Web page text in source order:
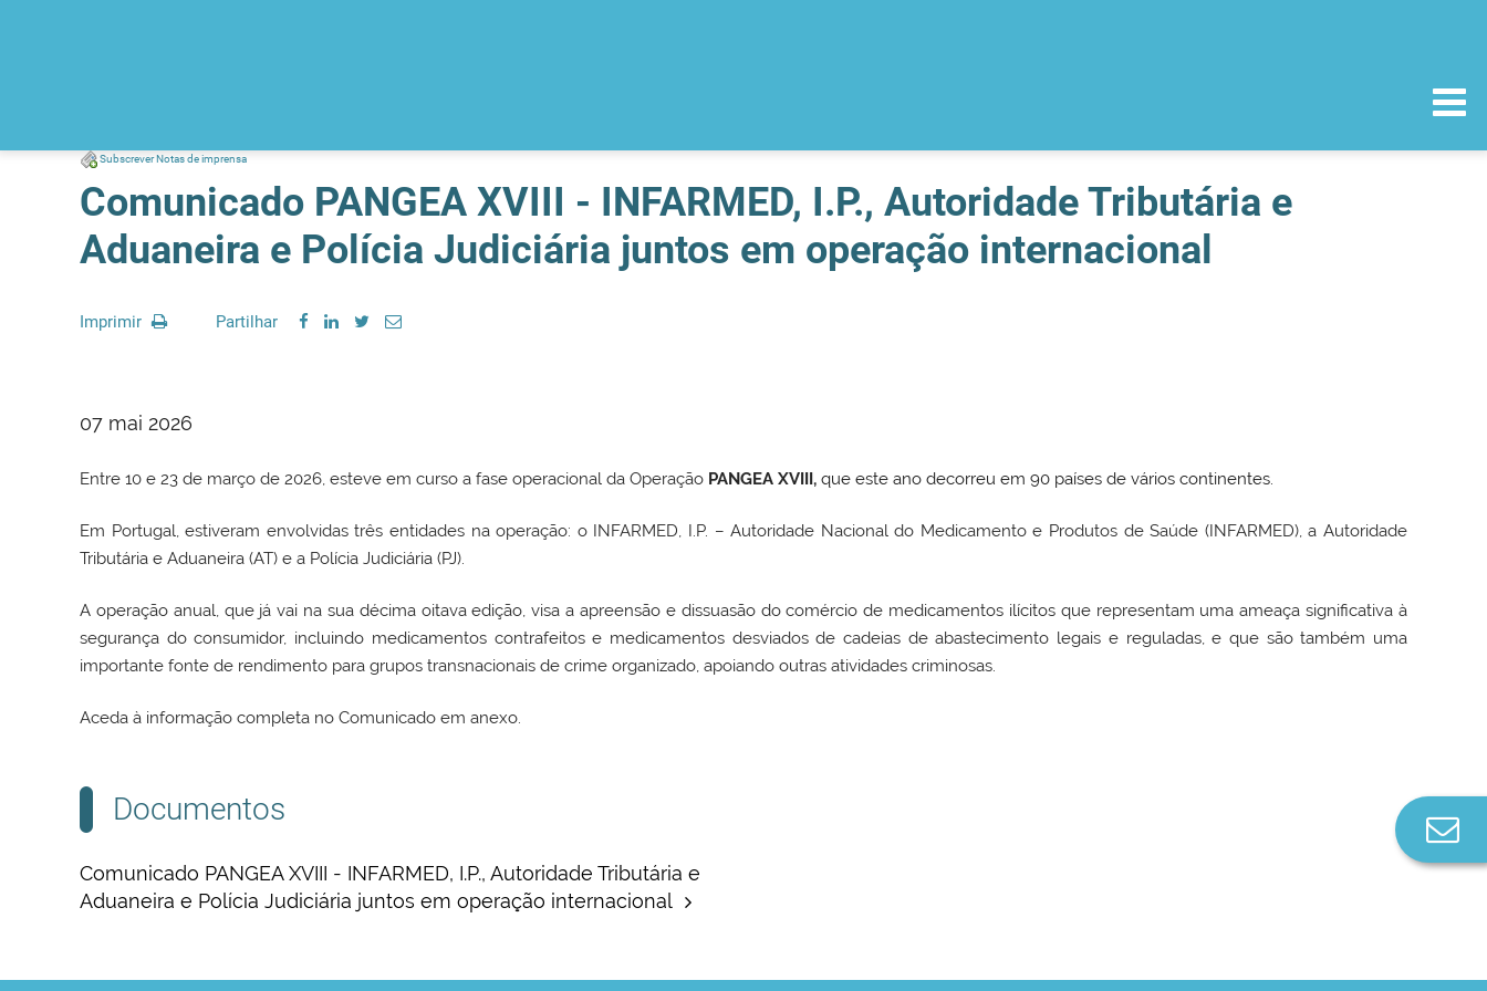
Subscrever Notas de imprensa
Comunicado PANGEA XVIII - INFARMED, I.P., Autoridade Tributária e
Aduaneira e Polícia Judiciária juntos em operação internacional
Imprimir Partilhar
07 mai 2026
Entre 10 e 23 de março de 2026, esteve em curso a fase operacional da Operação PANGEA XVIII, que este ano decorreu em 90 países de vários continentes.
Em Portugal, estiveram envolvidas três entidades na operação: o INFARMED, I.P. – Autoridade Nacional do Medicamento e Produtos de Saúde (INFARMED), a Autoridade
Tributária e Aduaneira (AT) e a Polícia Judiciária (PJ).
A operação anual, que já vai na sua décima oitava edição, visa a apreensão e dissuasão do comércio de medicamentos ilícitos que representam uma ameaça significativa à
segurança do consumidor, incluindo medicamentos contrafeitos e medicamentos desviados de cadeias de abastecimento legais e reguladas, e que são também uma
importante fonte de rendimento para grupos transnacionais de crime organizado, apoiando outras atividades criminosas.
Aceda à informação completa no Comunicado em anexo.
Documentos
Comunicado PANGEA XVIII - INFARMED, I.P., Autoridade Tributária e
Aduaneira e Polícia Judiciária juntos em operação internacional